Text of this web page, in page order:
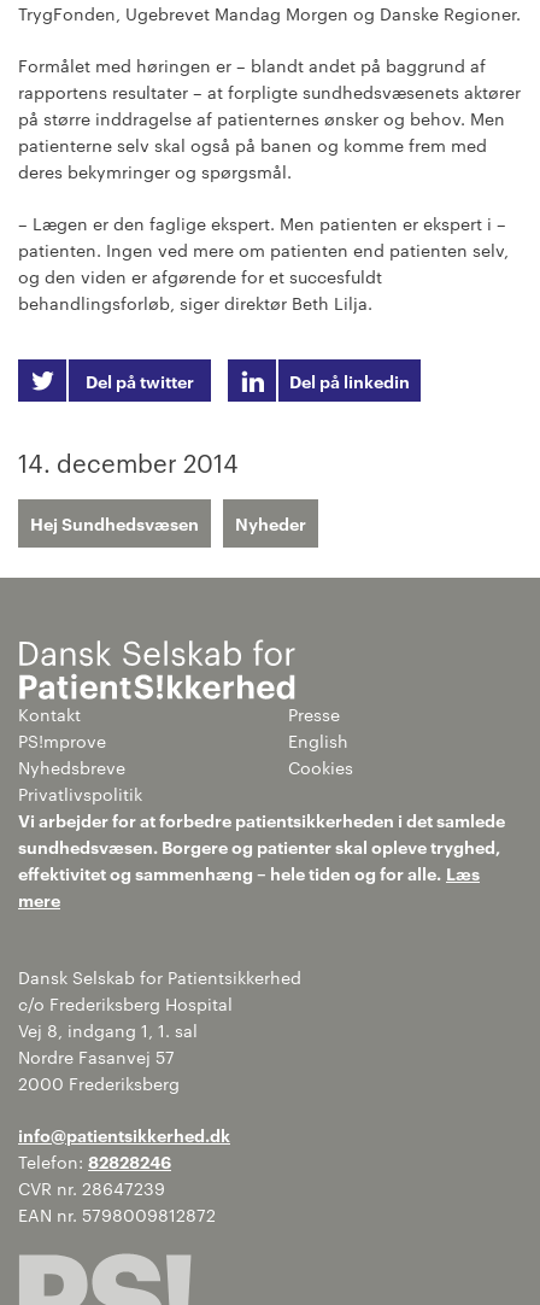
TrygFonden, Ugebrevet Mandag Morgen og Danske Regioner.
Formålet med høringen er – blandt andet på baggrund af
rapportens resultater – at forpligte sundhedsvæsenets aktører
på større inddragelse af patienternes ønsker og behov. Men
patienterne selv skal også på banen og komme frem med
deres bekymringer og spørgsmål.
– Lægen er den faglige ekspert. Men patienten er ekspert i –
patienten. Ingen ved mere om patienten end patienten selv,
og den viden er afgørende for et succesfuldt
behandlingsforløb, siger direktør Beth Lilja.
Del på twitter Del på linkedin
14. december 2014
Hej Sundhedsvæsen Nyheder
Kontakt
Presse
PS!mprove
English
Nyhedsbreve
Cookies
Privatlivspolitik
Vi arbejder for at forbedre patientsikkerheden i det samlede
sundhedsvæsen. Borgere og patienter skal opleve tryghed,
effektivitet og sammenhæng – hele tiden og for alle. Læs
mere
Dansk Selskab for Patientsikkerhed
c/o Frederiksberg Hospital
Vej 8, indgang 1, 1. sal
Nordre Fasanvej 57
2000 Frederiksberg
info@patientsikkerhed.dk
Telefon: 82828246
CVR nr. 28647239
EAN nr. 5798009812872